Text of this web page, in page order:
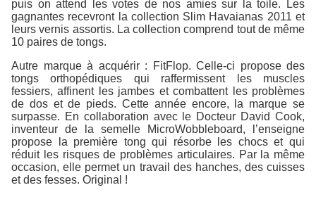
puis on attend les votes de nos amies sur la toile. Les
gagnantes recevront la collection Slim Havaianas 2011 et
leurs vernis assortis. La collection comprend tout de même
10 paires de tongs.
Autre marque à acquérir : FitFlop. Celle-ci propose des
tongs orthopédiques qui raffermissent les muscles
fessiers, affinent les jambes et combattent les problèmes
de dos et de pieds. Cette année encore, la marque se
surpasse. En collaboration avec le Docteur David Cook,
inventeur de la semelle MicroWobbleboard, l’enseigne
propose la première tong qui résorbe les chocs et qui
réduit les risques de problèmes articulaires. Par la même
occasion, elle permet un travail des hanches, des cuisses
et des fesses. Original !